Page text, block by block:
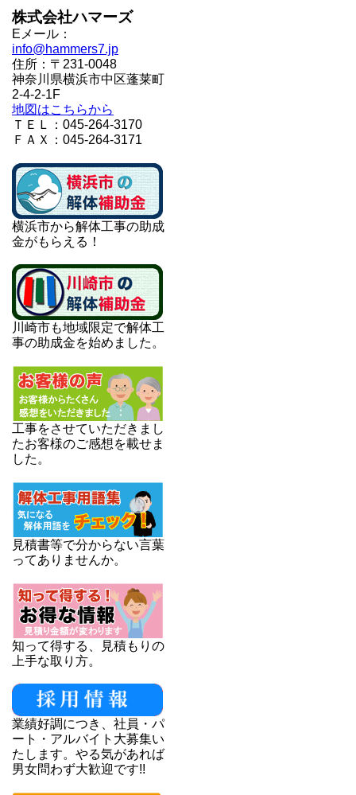
株式会社ハマーズ
Eメール：
info@hammers7.jp
住所：〒231-0048
神奈川県横浜市中区蓬莱町
2-4-2-1F
地図はこちらから
ＴＥＬ：045-264-3170
ＦＡＸ：045-264-3171
横浜市から解体工事の助成
金がもらえる！
川崎市も地域限定で解体工
事の助成金を始めました。
工事をさせていただきまし
たお客様のご感想を載せま
した。
見積書等で分からない言葉
ってありませんか。
知って得する、見積もりの
上手な取り方。
業績好調につき、社員・パ
ート・アルバイト大募集い
たします。やる気があれば
男女問わず大歓迎です!!